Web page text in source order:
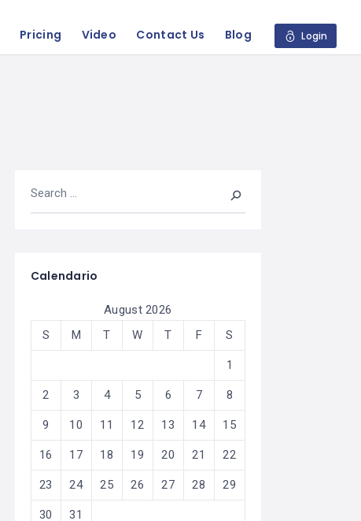
Pricing Video Contact Us Blog Login
Calendario
August 2026
S
M T W T F S
1
2 3 4 5 6 7 8
9 10 11 12 13 14 15
16 17 18 19 20 21 22
23 24 25 26 27 28 29
30 31